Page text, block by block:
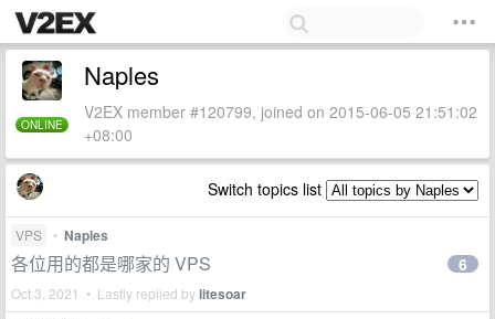
ONLINE
Naples
V2EX member #120799, joined on 2015-06-05 21:51:02
+08:00
Switch topics list
VPS • Naples
各位用的都是哪家的 VPS
Oct 3, 2021 • Lastly replied bylitesoar
6